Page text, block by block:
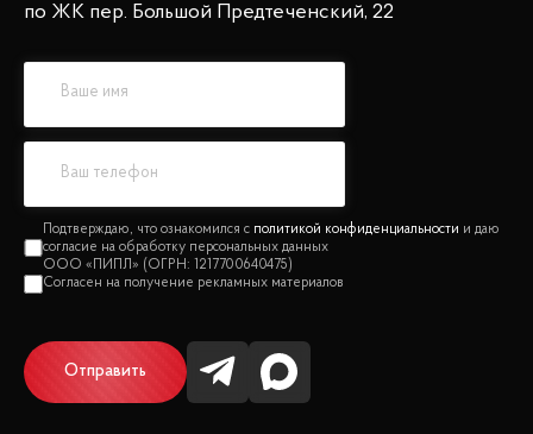
по ЖК пер. Большой Предтеченский, 22
политикой конфиденциальности
Отправить